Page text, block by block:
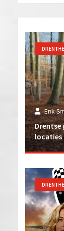
Erik
locaties
DRENTHE
DRENTHE